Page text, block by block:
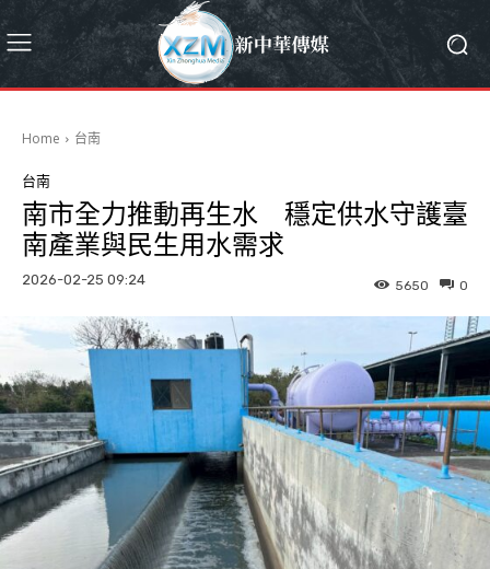
Home 台南
台南
南市全力推動再生水 穩定供水守護臺
南產業與民生用水需求
2026-02-25 09:24 0
5650